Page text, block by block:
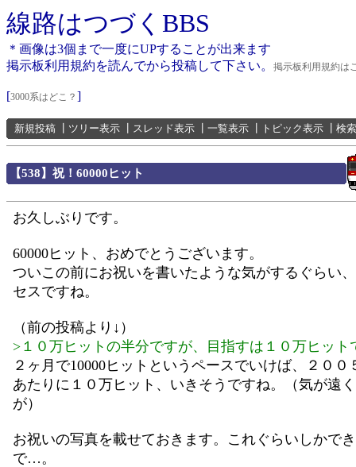
線路はつづくBBS
＊画像は3個まで一度にUPすることが出来ます
掲示板利用規約を読んでから投稿して下さい。
掲示板利用規約は
[3000系はどこ？ ]
新規投稿 ツリー表示 スレッド表示 一覧表示 トピック表示 検索
【538】祝！60000ヒット
お久しぶりです。
60000ヒット、おめでとうございます。
ついこの前にお祝いを書いたような気がするぐらい
セスですね。
（前の投稿より↓）
>１０万ヒットの半分ですが、目指すは１０万ヒット
２ヶ月で10000ヒットというペースでいけば、２００
あたりに１０万ヒット、いきそうですね。（気が遠
が）
お祝いの写真を載せておきます。これぐらいしかで
で…。